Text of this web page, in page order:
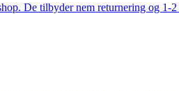
De tilbyder nem returnering og 1-